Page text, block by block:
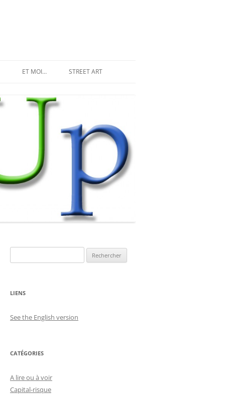
ET MOI… STREET ART
MR DJOUL ET SES ALIENS
STREET ART À PARIS
PIXEL ART
LAND ART ET STREET ART
LIENS
See the English version
CATÉGORIES
A lire ou à voir
Capital-risque